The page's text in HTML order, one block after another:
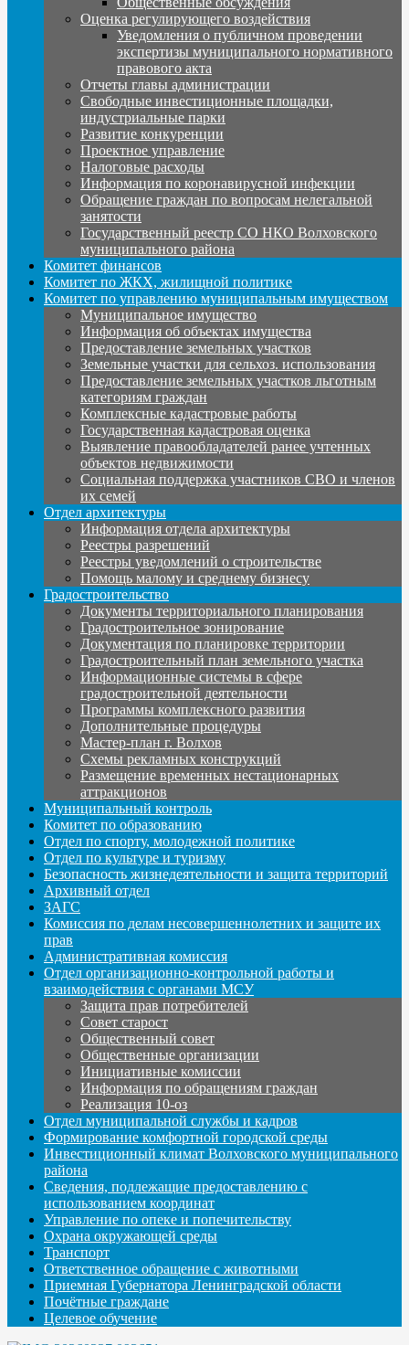
Оценка регулирующего воздействия
Уведомления о публичном проведении
экспертизы муниципального нормативного
правового акта
Отчеты главы администрации
Свободные инвестиционные площадки,
индустриальные парки
Развитие конкуренции
Проектное управление
Налоговые расходы
Информация по коронавирусной инфекции
Обращение граждан по вопросам нелегальной
занятости
Государственный реестр СО НКО Волховского
муниципального района
Комитет финансов
Комитет по ЖКХ, жилищной политике
Комитет по управлению муниципальным имуществом
Муниципальное имущество
Информация об объектах имущества
Предоставление земельных участков
Земельные участки для сельхоз. использования
Предоставление земельных участков льготным
категориям граждан
Комплексные кадастровые работы
Государственная кадастровая оценка
Выявление правообладателей ранее учтенных
объектов недвижимости
Социальная поддержка участников СВО и членов
их семей
Отдел архитектуры
Информация отдела архитектуры
Реестры разрешений
Реестры уведомлений о строительстве
Помощь малому и среднему бизнесу
Градостроительство
Документы территориального планирования
Градостроительное зонирование
Документация по планировке территории
Градостроительный план земельного участка
Информационные системы в сфере
градостроительной деятельности
Программы комплексного развития
Дополнительные процедуры
Мастер-план г. Волхов
Схемы рекламных конструкций
Размещение временных нестационарных
аттракционов
Муниципальный контроль
Комитет по образованию
Отдел по спорту, молодежной политике
Отдел по культуре и туризму
Безопасность жизнедеятельности и защита территорий
Архивный отдел
ЗАГС
Комиссия по делам несовершеннолетних и защите их
прав
Административная комиссия
Отдел организационно-контрольной работы и
взаимодействия с органами МСУ
Защита прав потребителей
Совет старост
Общественный совет
Общественные организации
Инициативные комиссии
Информация по обращениям граждан
Реализация 10-оз
Отдел муниципальной службы и кадров
Формирование комфортной городской среды
Инвестиционный климат Волховского муниципального
района
Сведения, подлежащие предоставлению с
использованием координат
Управление по опеке и попечительству
Охрана окружающей среды
Транспорт
Ответственное обращение с животными
Приемная Губернатора Ленинградской области
Почётные граждане
Целевое обучение